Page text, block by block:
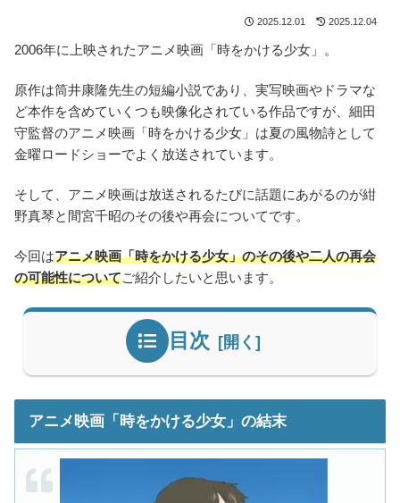
2025.12.01 2025.12.04
2006年に上映されたアニメ映画「時をかける少女」。
原作は筒井康隆先生の短編小説であり、実写映画やドラマな
ど本作を含めていくつも映像化されている作品ですが、細田
守監督のアニメ映画「時をかける少女」は夏の風物詩として
金曜ロードショーでよく放送されています。
そして、アニメ映画は放送されるたびに話題にあがるのが紺
野真琴と間宮千昭のその後や再会についてです。
今回はアニメ映画「時をかける少女」のその後や二人の再会
の可能性についてご紹介したいと思います。
目次
アニメ映画「時をかける少女」の結末